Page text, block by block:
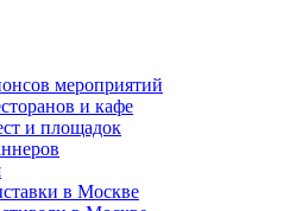
мероприятий
и кафе
и площадок
в Москве